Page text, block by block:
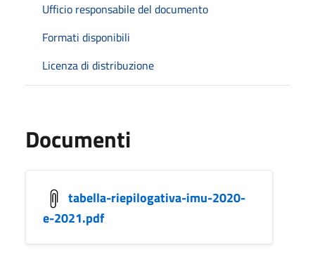
Ufficio responsabile del documento
Formati disponibili
Licenza di distribuzione
Documenti
tabella-riepilogativa-imu-2020-
e-2021.pdf